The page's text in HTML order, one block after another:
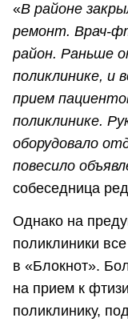
«В районе
ремонт. Врач-
район. Раньше
поликлинике, и
прием
поликлинике.
оборудовало
повесило
собеседница
Однако на
поликлиники
в «Блокнот».
на прием к
поликлинику,